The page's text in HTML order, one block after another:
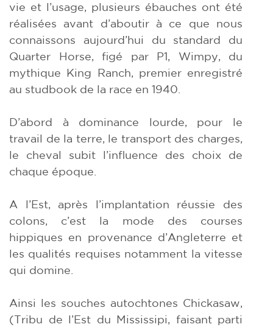
vie et l’usage, plusieurs ébauches ont été
réalisées avant d’aboutir à ce que nous
connaissons aujourd’hui du standard du
Quarter Horse, figé par P1, Wimpy, du
mythique King Ranch, premier enregistré
au studbook de la race en 1940.
D’abord à dominance lourde, pour le
travail de la terre, le transport des charges,
le cheval subit l’influence des choix de
chaque époque.
A l’Est, après l’implantation réussie des
colons, c’est la mode des courses
hippiques en provenance d’Angleterre et
les qualités requises notamment la vitesse
qui domine.
Ainsi les souches autochtones Chickasaw,
(Tribu de l’Est du Mississipi, faisant parti